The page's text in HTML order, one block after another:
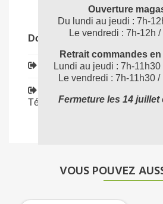
Documents joints
ALT1533_FT
Téléchargement (1.59MB)
VOUS POUVEZ
Ouverture
Du lundi au jeudi : 7h-
Le vendredi : 7h-12h
Retrait commandes
Lundi au jeudi : 7h-
Le vendredi : 7h-11h30
Fermeture les 14 juillet